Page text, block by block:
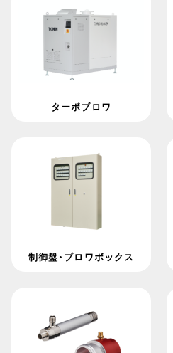
ターボブロワ
制御盤・ブロワボックス